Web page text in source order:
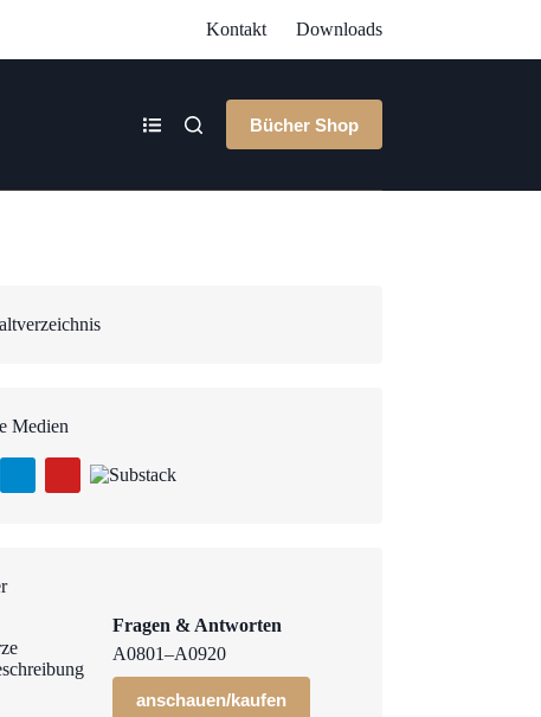
Kontakt Downloads
Bücher Shop
Medien
Fragen & Antworten
A0801–A0920
anschauen/kaufen